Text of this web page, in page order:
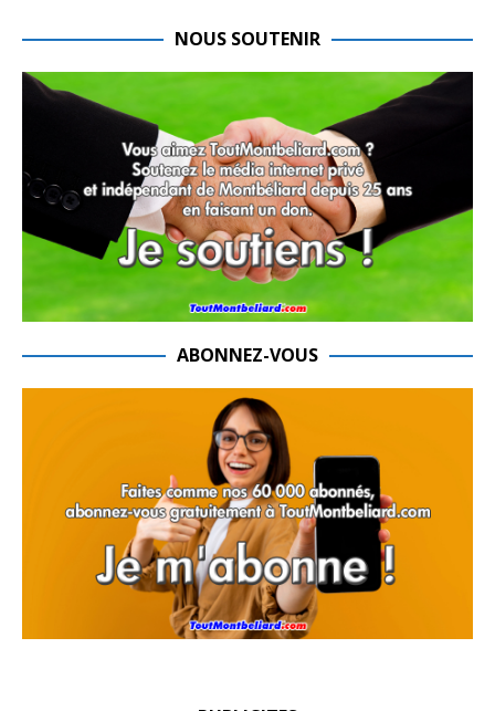
NOUS SOUTENIR
ABONNEZ-VOUS